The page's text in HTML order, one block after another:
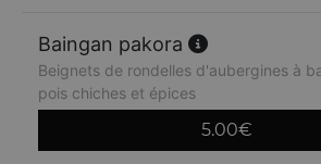
Baingan pakora
Beignets de rondelles d'aubergines à
pois chiches et épices
5.00€